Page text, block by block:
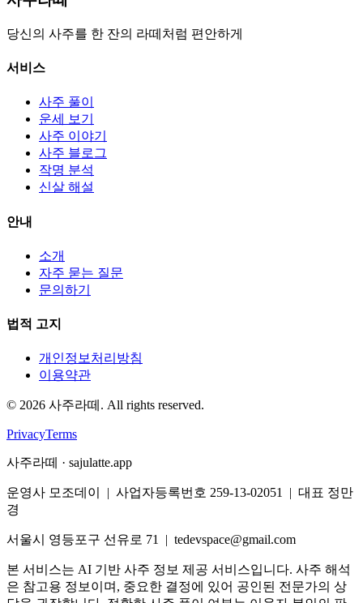
당신의 사주를 한 잔의 라떼처럼 편안하게
서비스
사주 풀이
운세 보기
사주 이야기
사주 블로그
작명 분석
신살 해설
안내
소개
자주 묻는 질문
문의하기
법적 고지
개인정보처리방침
이용약관
© 2026 사주라떼. All rights reserved.
PrivacyTerms
사주라떼 · sajulatte.app
운영사 모조데이 | 사업자등록번호 259-13-02051 | 대표 정만
경
서울시 영등포구 선유로 71 | tedevspace@gmail.com
본 서비스는 AI 기반 사주 정보 제공 서비스입니다. 사주 해석
은 참고용 정보이며, 중요한 결정에 있어 공인된 전문가의 상